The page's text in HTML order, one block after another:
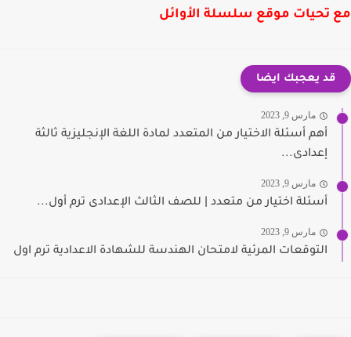
تحيات موقع سلسلة الأوائل
قد يعجبك ايضا
مارس 9, 2023
أهم أسئلة الاختيار من المتعدد لمادة اللغة الإنجليزية ثالثة
إعدادى...
مارس 9, 2023
أسئلة اختيار من متعدد | للصف الثالث الإعدادى ترم أول...
مارس 9, 2023
التوقعات المرئية لامتحان الهندسة للشهادة الاعدادية ترم اول